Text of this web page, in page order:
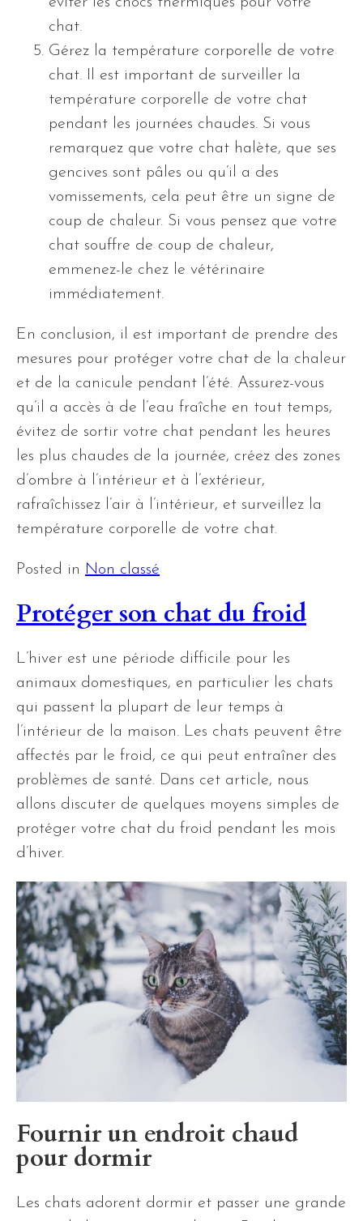
chat.
Gérez la température corporelle de votre
chat. Il est important de surveiller la
température corporelle de votre chat
pendant les journées chaudes. Si vous
remarquez que votre chat halète, que ses
gencives sont pâles ou qu’il a des
vomissements, cela peut être un signe de
coup de chaleur. Si vous pensez que votre
chat souffre de coup de chaleur,
emmenez-le chez le vétérinaire
immédiatement.
En conclusion, il est important de prendre des
mesures pour protéger votre chat de la chaleur
et de la canicule pendant l’été. Assurez-vous
qu’il a accès à de l’eau fraîche en tout temps,
évitez de sortir votre chat pendant les heures
les plus chaudes de la journée, créez des zones
d’ombre à l’intérieur et à l’extérieur,
rafraîchissez l’air à l’intérieur, et surveillez la
température corporelle de votre chat.
Posted in Non classé
Protéger son chat du froid
L’hiver est une période difficile pour les
animaux domestiques, en particulier les chats
qui passent la plupart de leur temps à
l’intérieur de la maison. Les chats peuvent être
affectés par le froid, ce qui peut entraîner des
problèmes de santé. Dans cet article, nous
allons discuter de quelques moyens simples de
protéger votre chat du froid pendant les mois
d’hiver.
Fournir un endroit chaud
pour dormir
Les chats adorent dormir et passer une grande